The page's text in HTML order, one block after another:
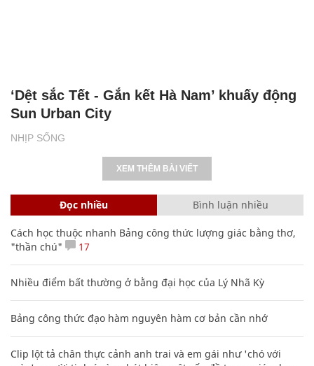
NHỊP SỐNG
‘Dệt sắc Tết - Gắn kết Hà Nam’ khuấy động
Sun Urban City
XEM THÊM BÀI VIẾT
Đọc nhiều Bình luận nhiều
Cách học thuộc nhanh Bảng công thức lượng giác bằng thơ,
"thần chú"
17
Nhiều điểm bất thường ở bằng đại học của Lý Nhã Kỳ
Bảng công thức đạo hàm nguyên hàm cơ bản cần nhớ
Clip lột tả chân thực cảnh anh trai và em gái như 'chó với